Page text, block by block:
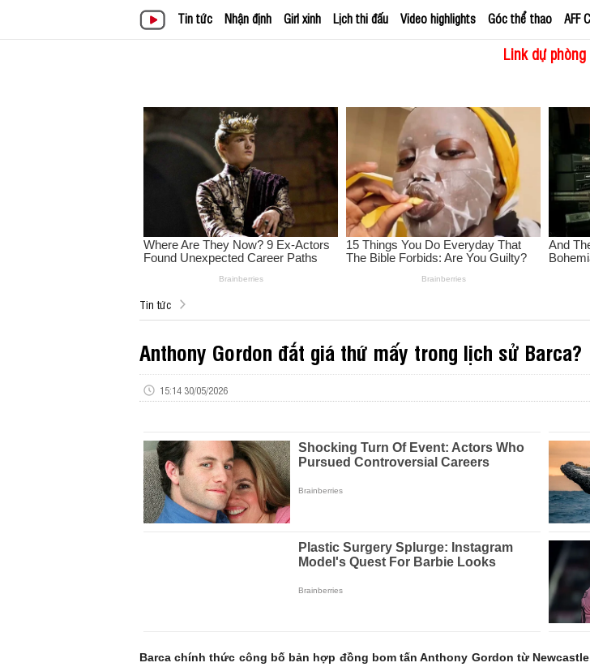
Tin tức Nhận định Girl xinh Lịch thi đấu Video highlights Góc thể thao AFF
Link dự phòng
Tin tức
Anthony Gordon đắt giá thứ mấy trong lịch sử Barca?
15:14 30/05/2026
Barca chính thức công bố bản hợp đồng bom tấn Anthony Gordon từ